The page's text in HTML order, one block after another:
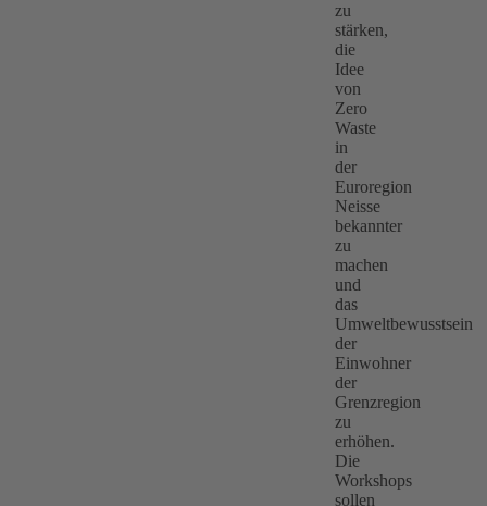
zu
stärken,
die
Idee
von
Zero
Waste
in
der
Euroregion
Neisse
bekannter
zu
machen
und
das
Umweltbewusstsein
der
Einwohner
der
Grenzregion
zu
erhöhen.
Die
Workshops
sollen